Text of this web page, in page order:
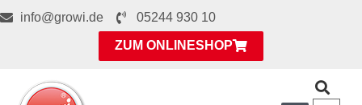
info@growi.de 05244 930 10
ZUM ONLINESHOP